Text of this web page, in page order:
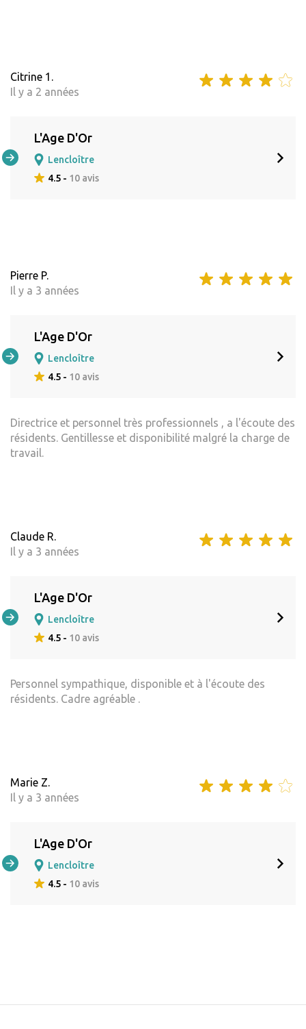
Citrine 1.
Il y a 2 années
L'Age D'Or
Lencloître
4.5 - 10 avis
Pierre P.
Il y a 3 années
L'Age D'Or
Lencloître
4.5 - 10 avis
Directrice et personnel très professionnels , a l'écoute des
résidents. Gentillesse et disponibilité malgré la charge de
travail.
Claude R.
Il y a 3 années
L'Age D'Or
Lencloître
4.5 - 10 avis
Personnel sympathique, disponible et à l'écoute des
résidents. Cadre agréable .
Marie Z.
Il y a 3 années
L'Age D'Or
Lencloître
4.5 - 10 avis